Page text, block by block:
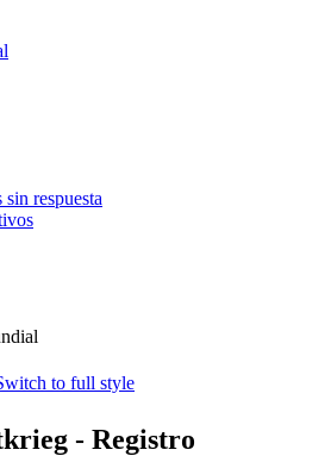
sin respuesta
to full style
- Registro